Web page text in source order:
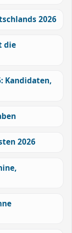
2026
die
Kandidaten,
2026